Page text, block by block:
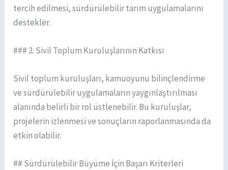
tercih edilmesi, sürdürülebilir tarım uygulamalarını
destekler.
### 2. Sivil Toplum Kuruluşlarının Katkısı
Sivil toplum kuruluşları, kamuoyunu bilinçlendirme
ve sürdürülebilir uygulamaların yaygınlaştırılması
alanında belirli bir rol üstlenebilir. Bu kuruluşlar,
projelerin izlenmesi ve sonuçların raporlanmasında da
etkin olabilir.
## Sürdürülebilir Büyüme İçin Başarı Kriterleri